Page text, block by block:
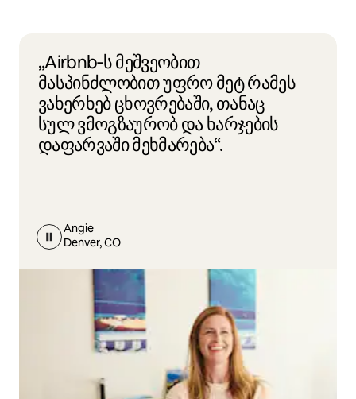
„Airbnb‑ს მეშვეობით
მასპინძლობით უფრო მეტ რამეს
ვახერხებ ცხოვრებაში, თანაც
სულ ვმოგზაურობ და ხარჯების
დაფარვაში მეხმარება“.
Angie
Denver, CO